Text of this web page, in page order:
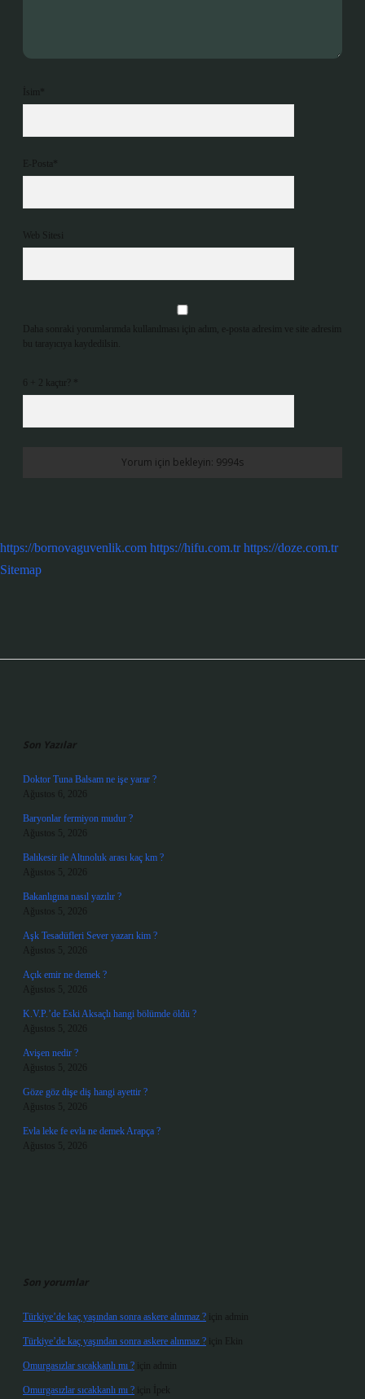
İsim*
E-Posta*
Web Sitesi
Daha sonraki yorumlarımda kullanılması için adım, e-posta adresim ve site adresim
bu tarayıcıya kaydedilsin.
6 + 2 kaçtır?
https://bornovaguvenlik.com https://hifu.com.tr https://doze.com.tr
Sitemap
Son Yazılar
Doktor Tuna Balsam ne işe yarar ?
Ağustos 6, 2026
Baryonlar fermiyon mudur ?
Ağustos 5, 2026
Balıkesir ile Altınoluk arası kaç km ?
Ağustos 5, 2026
Bakanlıgına nasıl yazılır ?
Ağustos 5, 2026
Aşk Tesadüfleri Sever yazarı kim ?
Ağustos 5, 2026
Açık emir ne demek ?
Ağustos 5, 2026
K.V.P.’de Eski Aksaçlı hangi bölümde öldü ?
Ağustos 5, 2026
Avişen nedir ?
Ağustos 5, 2026
Göze göz dişe diş hangi ayettir ?
Ağustos 5, 2026
Evla leke fe evla ne demek Arapça ?
Ağustos 5, 2026
Son yorumlar
Türkiye’de kaç yaşından sonra askere alınmaz ? için admin
Türkiye’de kaç yaşından sonra askere alınmaz ? için Ekin
Omurgasızlar sıcakkanlı mı ? için admin
Omurgasızlar sıcakkanlı mı ? için İpek